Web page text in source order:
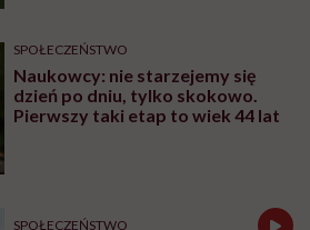
SPOŁECZEŃSTWO
Naukowcy: nie starzejemy się
dzień po dniu, tylko skokowo.
Pierwszy taki etap to wiek 44 lat
SPOŁECZEŃSTWO